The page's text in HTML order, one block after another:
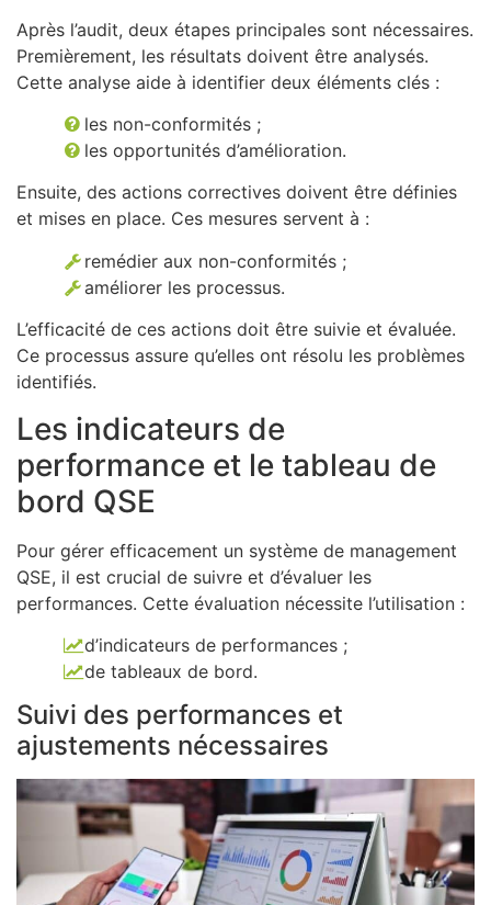
Après l’audit, deux étapes principales sont nécessaires.
Premièrement, les résultats doivent être analysés.
Cette analyse aide à identifier deux éléments clés :
les non-conformités ;
les opportunités d’amélioration.
Ensuite, des actions correctives doivent être définies
et mises en place. Ces mesures servent à :
remédier aux non-conformités ;
améliorer les processus.
L’efficacité de ces actions doit être suivie et évaluée.
Ce processus assure qu’elles ont résolu les problèmes
identifiés.
Les indicateurs de
performance et le tableau de
bord QSE
Pour gérer efficacement un système de management
QSE, il est crucial de suivre et d’évaluer les
performances. Cette évaluation nécessite l’utilisation :
d’indicateurs de performances ;
de tableaux de bord.
Suivi des performances et
ajustements nécessaires